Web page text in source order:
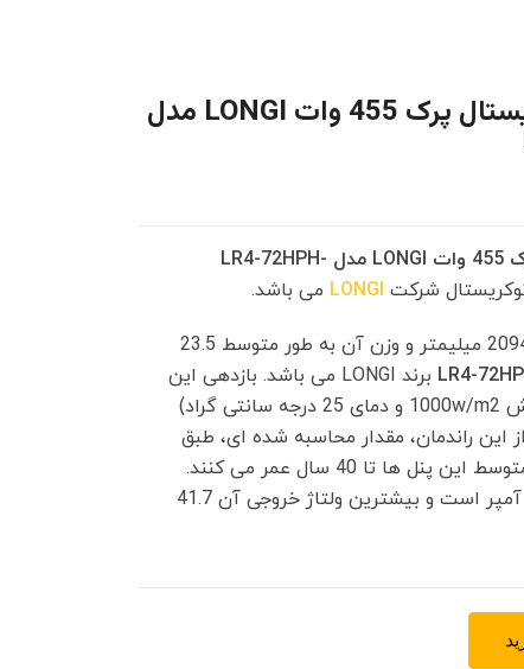
پنل خورشیدی مونوکریستال پرک 455 وات LONGI مدل
پنل خورشیدی مونوکریستال پرک 455 وات LONGI مدل LR4-72HPH-
شرکت LONGI می باشد.
دارای ابعاد 2094x1038x35 میلیمتر و وزن آن به طور متوسط 23.5
LR4-
برند LONGI می باشد. بازدهی این
پنل ها در شرایط استادارد ( تابش 1000w/m2 و دمای 25 درجه سانتی گراد)
از این راندمان، مقدار محاسبه شده ای، طبق
استاندارد کم می شود. به طور متوسط این پنل ها تا 40 سال عمر می کنند.
بیشترین جریان این پنل 10.92 آمپر است و بیشترین ولتاژ خروجی آن 41.7